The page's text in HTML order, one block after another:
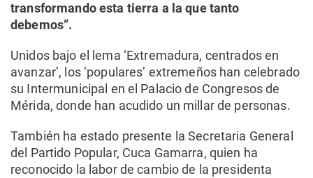
transformando esta tierra a la que tanto
debemos”.
Unidos bajo el lema ‘Extremadura, centrados en
avanzar’, los ‘populares’ extremeños han celebrado
su Intermunicipal en el Palacio de Congresos de
Mérida, donde han acudido un millar de personas.
También ha estado presente la Secretaria General
del Partido Popular, Cuca Gamarra, quien ha
reconocido la labor de cambio de la presidenta